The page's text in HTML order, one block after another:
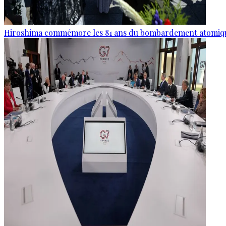
Hiroshima commémore les 81 ans du bombardement